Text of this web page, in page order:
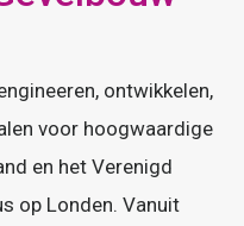
ontwikkelen,
voor hoogwaardige
en het Verenigd
op Londen. Vanuit